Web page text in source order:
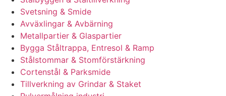
Svetsning & Smide
Avväxlingar & Avbärning
Metallpartier & Glaspartier
Bygga Ståltrappa, Entresol & Ramp
Stålstommar & Stomförstärkning
Cortenstål & Parksmide
Tillverkning av Grindar & Staket